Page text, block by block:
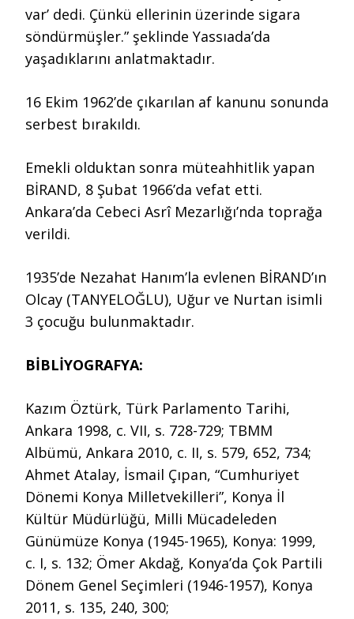
var’ dedi. Çünkü ellerinin üzerinde sigara
söndürmüşler.” şeklinde Yassıada’da
yaşadıklarını anlatmaktadır.
16 Ekim 1962’de çıkarılan af kanunu sonunda
serbest bırakıldı.
Emekli olduktan sonra müteahhitlik yapan
BİRAND, 8 Şubat 1966’da vefat etti.
Ankara’da Cebeci Asrî Mezarlığı’nda toprağa
verildi.
1935’de Nezahat Hanım’la evlenen BİRAND’ın
Olcay (TANYELOĞLU), Uğur ve Nurtan isimli
3 çocuğu bulunmaktadır.
BİBLİYOGRAFYA:
Kazım Öztürk, Türk Parlamento Tarihi,
Ankara 1998, c. VII, s. 728-729; TBMM
Albümü, Ankara 2010, c. II, s. 579, 652, 734;
Ahmet Atalay, İsmail Çıpan, “Cumhuriyet
Dönemi Konya Milletvekilleri”, Konya İl
Kültür Müdürlüğü, Milli Mücadeleden
Günümüze Konya (1945-1965), Konya: 1999,
c. I, s. 132; Ömer Akdağ, Konya’da Çok Partili
Dönem Genel Seçimleri (1946-1957), Konya
2011, s. 135, 240, 300;